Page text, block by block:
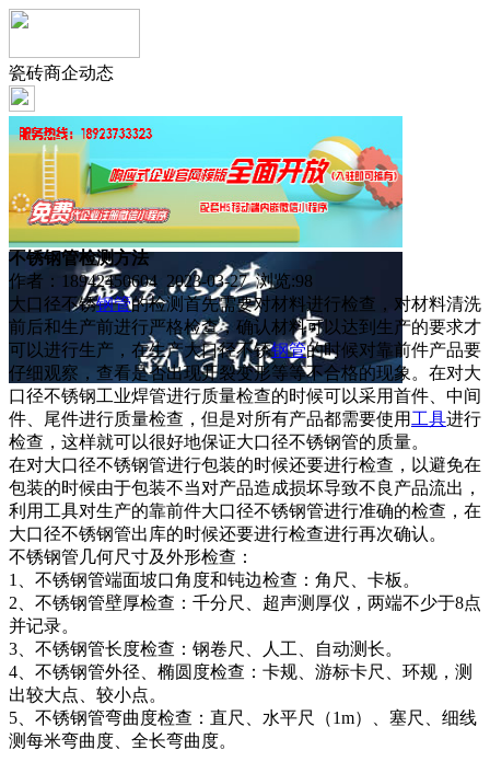
瓷砖商企动态
不锈钢管检测方法
作者：18942450604 2023-03-27 浏览:98
大口径不锈钢管的检测首先需要对材料进行检查，对材料清洗
前后和生产前进行严格检查，确认材料可以达到生产的要求才
可以进行生产，在生产大口径不锈钢管的时候对靠前件产品要
仔细观察，查看是否出现开裂变形等等不合格的现象。在对大
口径不锈钢工业焊管进行质量检查的时候可以采用首件、中间
件、尾件进行质量检查，但是对所有产品都需要使用 工具进行
检查，这样就可以很好地保证大口径不锈钢管的质量。
在对大口径不锈钢管进行包装的时候还要进行检查，以避免在
包装的时候由于包装不当对产品造成损坏导致不良产品流出，
利用工具对生产的靠前件大口径不锈钢管进行准确的检查，在
大口径不锈钢管出库的时候还要进行检查进行再次确认。
不锈钢管几何尺寸及外形检查：
1、不锈钢管端面坡口角度和钝边检查：角尺、卡板。
2、不锈钢管壁厚检查：千分尺、超声测厚仪，两端不少于8点
并记录。
3、不锈钢管长度检查：钢卷尺、人工、自动测长。
4、不锈钢管外径、椭圆度检查：卡规、游标卡尺、环规，测
出较大点、较小点。
5、不锈钢管弯曲度检查：直尺、水平尺（1m）、塞尺、细线
测每米弯曲度、全长弯曲度。